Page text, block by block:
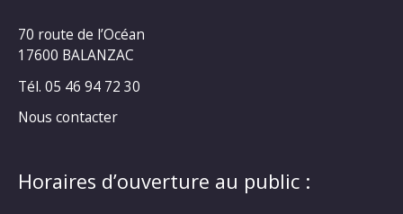
70 route de l’Océan
17600 BALANZAC
Tél. 05 46 94 72 30
Nous contacter
Horaires d’ouverture au public :